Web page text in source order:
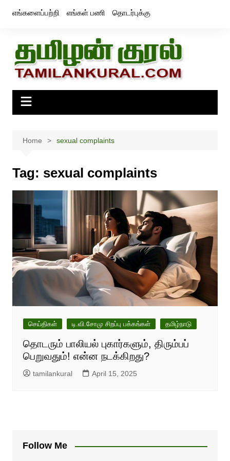
எங்களைப்பற்றி எங்கள் பணி தொடர்புக்கு
Home sexual complaints
Tag: sexual complaints
செய்திகள் டி.வி.சோமு சிறப்பு பக்கங்கள் தமிழ்நாடு
தொடரும் பாலியல் புகார்களும், திரும்பப்
பெறுவதும்! என்ன நடக்கிறது?
tamilankural April 15, 2025
Follow Me